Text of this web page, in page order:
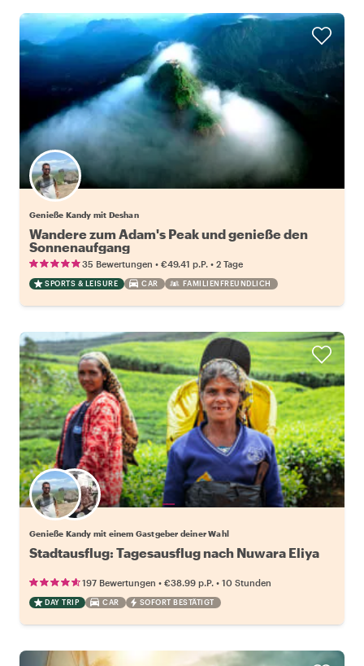
Genieße Kandy mit Deshan
Wandere zum Adam's Peak und genieße den
Sonnenaufgang
35 Bewertungen • €49.41 p.P. • 2 Tage
SPORTS & LEISURE CAR FAMILIENFREUNDLICH
Wähle deinen Lieblingsgastgeber
Genieße Kandy mit einem Gastgeber deiner Wahl
Stadtausflug: Tagesausflug nach Nuwara Eliya
197 Bewertungen • €38.99 p.P. • 10 Stunden
DAY TRIP CAR SOFORT BESTÄTIGT